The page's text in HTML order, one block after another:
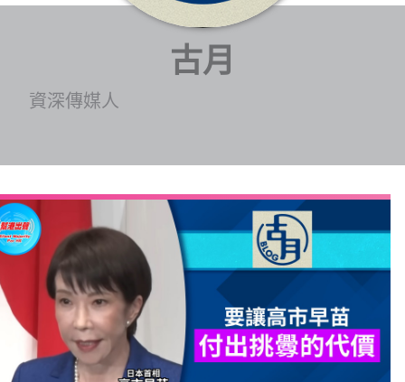
投票
昔日
系列
活動
古月
資深傳媒人